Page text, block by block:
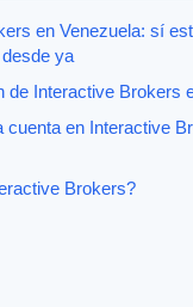
en Venezuela: sí
ya
de Interactive Brokers
cuenta en Interactive
Brokers?